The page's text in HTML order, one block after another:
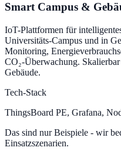
Smart Campus &
IoT-Plattformen für
Universitäts-Campus und in
Monitoring,
CO₂-Überwachung.
Gebäude.
Tech-Stack
ThingsBoard PE, Grafana,
Das sind nur Beispiele - wir
Einsatzszenarien.